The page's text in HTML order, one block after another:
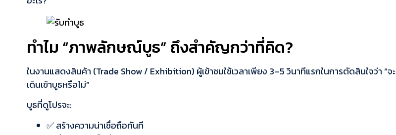
ทำไม “ภาพลักษณ์บูธ” ถึงสำคัญกว่าที่คิด?
ในงานแสดงสินค้า (Trade Show / Exhibition) ผู้เข้าชมใช้เวลาเพียง 3–5 วินาทีแรกในการตัดสินใจว่า “จะ
เดินเข้าบูธหรือไม่”
บูธที่ดูโปรจะ:
✅ สร้างความน่าเชื่อถือทันที